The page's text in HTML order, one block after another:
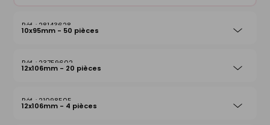
28143628
10x95mm - 50 pièces
23759602
12x106mm - 20 pièces
21098505
12x106mm - 4 pièces